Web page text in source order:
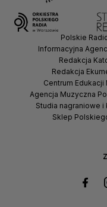
Polskie
Informacyjna
Redakcja
Redakcja
Centrum Edukacji
Agencja Muzyczna
Studia nagraniowe
Sklep